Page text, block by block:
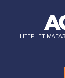
ІНТЕРНЕТ